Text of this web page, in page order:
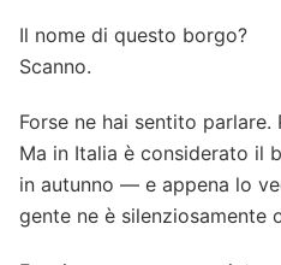
Il nome di questo borgo?
Scanno.
Forse ne hai sentito parlare.
Ma in Italia è considerato il
in autunno — e appena lo
gente ne è silenziosamente